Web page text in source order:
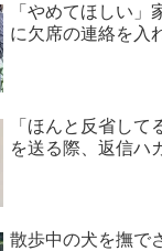
「やめてほしい
に欠席の連絡を入
「ほんと反省して
を送る際、返信ハ
散歩中の犬を撫で